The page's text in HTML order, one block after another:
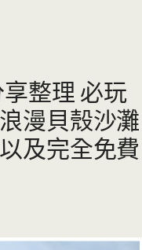
整理 必玩
漫貝殼沙灘
及完全免費